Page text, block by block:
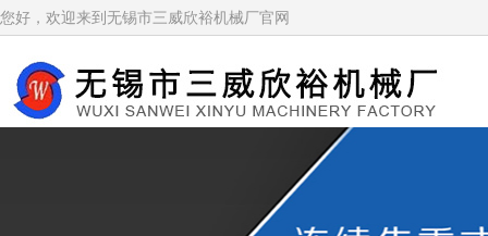
您好，欢迎来到无锡市三威欣裕机械厂官网